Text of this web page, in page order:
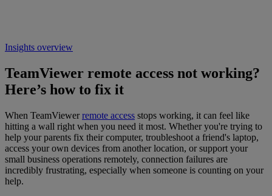
Insights overview
TeamViewer remote access not working?
Here’s how to fix it
When TeamViewerremote access stops working, it can feel like
hitting a wall right when you need it most. Whether you're trying to
help your parents fix their computer, troubleshoot a friend's laptop,
access your own devices from another location, or support your
small business operations remotely, connection failures are
incredibly frustrating, especially when someone is counting on your
help.